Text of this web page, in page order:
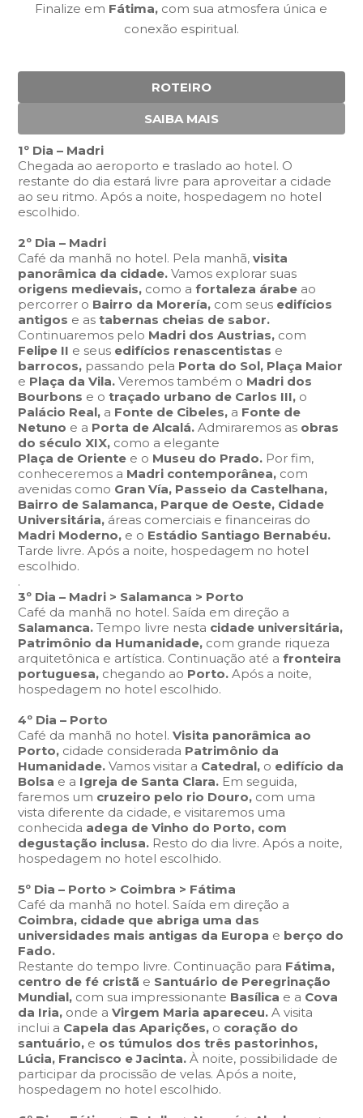
Finalize em Fátima, com sua atmosfera única e
conexão espiritual.
ROTEIRO
SAIBA MAIS
1º Dia – Madri
Chegada ao aeroporto e traslado ao hotel. O
restante do dia estará livre para aproveitar a cidade
ao seu ritmo. Após a noite, hospedagem no hotel
escolhido.
2º Dia – Madri
Café da manhã no hotel. Pela manhã,visita
panorâmica da cidade. Vamos explorar suas
origens medievais, como afortaleza árabe ao
percorrer o Bairro da Morería, com seus edifícios
antigos e astabernas cheias de sabor.
Continuaremos pelo Madri dos Austrias, com
Felipe II e seus edifícios renascentistas e
barrocos, passando pela Porta do Sol, Plaça Maior
e Plaça da Vila. Veremos também o Madri dos
Bourbons e otraçado urbano de Carlos III, o
Palácio Real, a Fonte de Cibeles, a Fonte de
Netuno e a Porta de Alcalá. Admiraremos as obras
do século XIX, como a elegante
Plaça de Oriente e o Museu do Prado. Por fim,
conheceremos a Madri contemporânea, com
avenidas como Gran Vía, Passeio da Castelhana,
Bairro de Salamanca, Parque de Oeste, Cidade
Universitária, áreas comerciais e financeiras do
Madri Moderno, e o Estádio Santiago Bernabéu.
Tarde livre. Após a noite, hospedagem no hotel
escolhido.
.
3º Dia – Madri > Salamanca > Porto
Café da manhã no hotel. Saída em direção a
Salamanca. Tempo livre nesta cidade universitária,
Patrimônio da Humanidade, com grande riqueza
arquitetônica e artística. Continuação até afronteira
portuguesa, chegando ao Porto. Após a noite,
hospedagem no hotel escolhido.
4º Dia – Porto
Café da manhã no hotel.Visita panorâmica ao
Porto, cidade considerada Patrimônio da
Humanidade. Vamos visitar a Catedral, o edifício da
Bolsa e a Igreja de Santa Clara. Em seguida,
faremos um cruzeiro pelo rio Douro, com uma
vista diferente da cidade, e visitaremos uma
conhecida adega de Vinho do Porto, com
degustação inclusa. Resto do dia livre. Após a noite,
hospedagem no hotel escolhido.
5º Dia – Porto > Coimbra > Fátima
Café da manhã no hotel. Saída em direção a
Coimbra, cidade que abriga uma das
universidades mais antigas da Europa e berço do
Fado.
Restante do tempo livre. Continuação para Fátima,
centro de fé cristã e Santuário de Peregrinação
Mundial, com sua impressionante Basílica e a Cova
da Iria, onde aVirgem Maria apareceu. A visita
inclui a Capela das Aparições, o coração do
santuário, e os túmulos dos três pastorinhos,
Lúcia, Francisco e Jacinta. À noite, possibilidade de
participar da procissão de velas. Após a noite,
hospedagem no hotel escolhido.